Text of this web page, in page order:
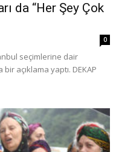
da “Her Şey Çok
0
seçimlerine dair
açıklama yaptı. DEKAP